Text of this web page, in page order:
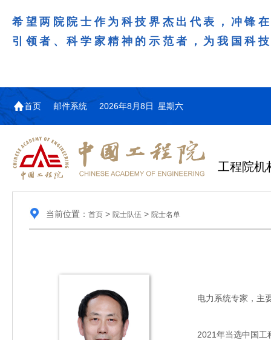
希望两院院士作为科技界杰出代表，冲锋
引领者、科学家精神的示范者，为我国科
首页 邮件系统 2026年8月8日 星期六
工程院机
当前位置： 首页> 院士队伍 > 院士名单
电力系统专家，主要
2021年当选中国工